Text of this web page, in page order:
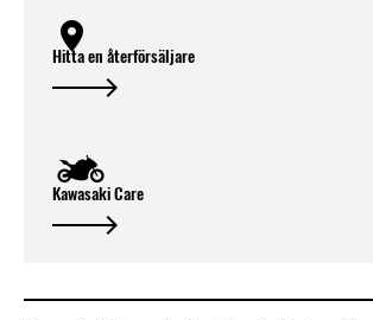
Hitta en återförsäljare
Kawasaki Care